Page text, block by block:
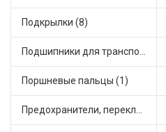
Подкрылки (8)
Подшипники для транспорта (15)
Поршневые пальцы (1)
Предохранители, переключатели, кнопки автомобильные (20)